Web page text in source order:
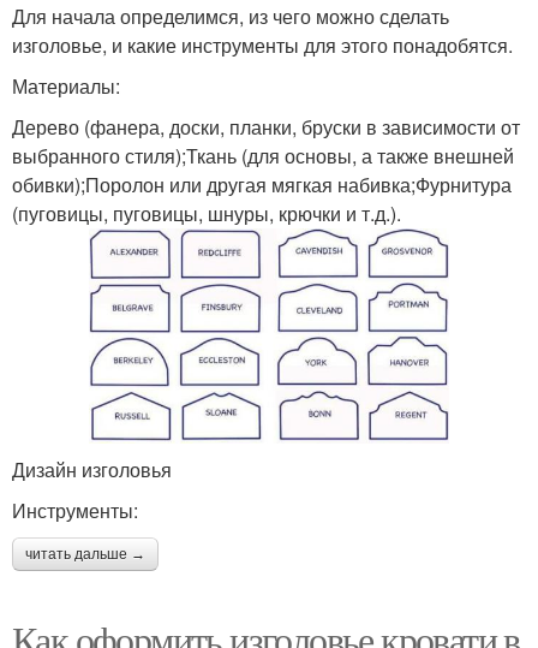
Для начала определимся, из чего можно сделать
изголовье, и какие инструменты для этого понадобятся.
Материалы:
Дерево (фанера, доски, планки, бруски в зависимости от
выбранного стиля);Ткань (для основы, а также внешней
обивки);Поролон или другая мягкая набивка;Фурнитура
(пуговицы, пуговицы, шнуры, крючки и т.д.).
Дизайн изголовья
Инструменты:
читать дальше →